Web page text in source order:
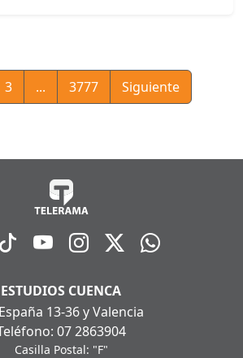
3 ... 3777 Siguiente
ESTUDIOS CUENCA
13-36 y Valencia
07 2863904
Casilla Postal: "F"